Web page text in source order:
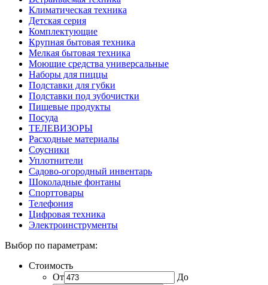
Климатическая техника
Детская серия
Комплектующие
Крупная бытовая техника
Мелкая бытовая техника
Моющие средства универсальные
Наборы для пиццы
Подставки для губки
Подставки под зубочистки
Пищевые продукты
Посуда
ТЕЛЕВИЗОРЫ
Расходные материалы
Соусники
Уплотнители
Садово-огородный инвентарь
Шоколадные фонтаны
Спорттовары
Телефония
Цифровая техника
Электроинструменты
Выбор по параметрам:
Стоимость
От
До